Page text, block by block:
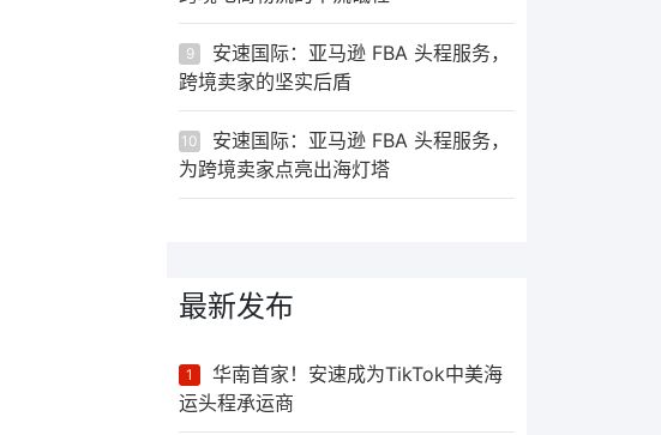
9
安速国际：亚马逊 FBA 头程服务，
跨境卖家的坚实后盾
10
安速国际：亚马逊 FBA 头程服务，
为跨境卖家点亮出海灯塔
最新发布
1
华南首家！安速成为TikTok中美海
运头程承运商